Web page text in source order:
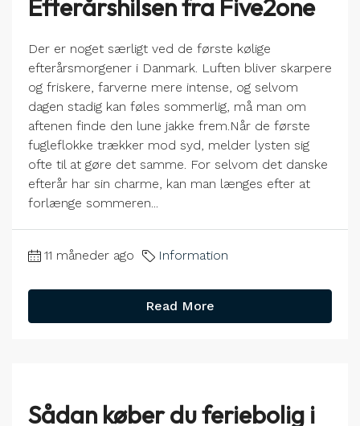
Efterårshilsen fra Five2one
Der er noget særligt ved de første kølige
efterårsmorgener i Danmark. Luften bliver skarpere
og friskere, farverne mere intense, og selvom
dagen stadig kan føles sommerlig, må man om
aftenen finde den lune jakke frem.Når de første
fugleflokke trækker mod syd, melder lysten sig
ofte til at gøre det samme. For selvom det danske
efterår har sin charme, kan man længes efter at
forlænge sommeren...
11 måneder ago Information
Read More
Sådan køber du feriebolig i